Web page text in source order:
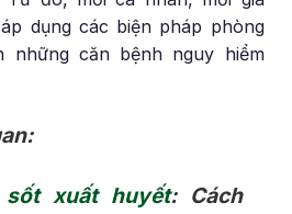
dụng các biện pháp phòng
những căn bệnh nguy hiểm
xuất huyết: Cách